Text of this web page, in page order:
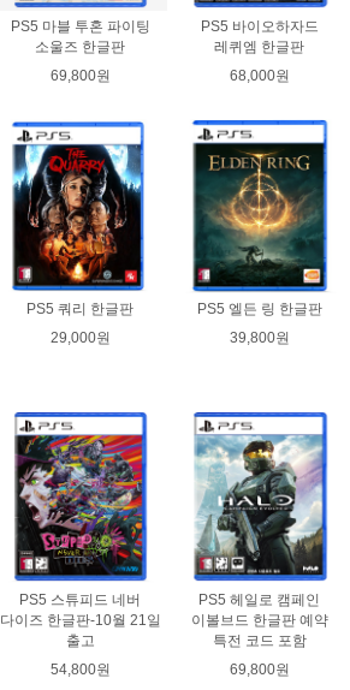
PS5 마블 투혼 파이팅
소울즈 한글판
69,800원
PS5 바이오하자드
레퀴엠 한글판
68,000원
PS5 쿼리 한글판
29,000원
PS5 엘든 링 한글판
39,800원
PS5 스튜피드 네버
다이즈 한글판-10월 21일
출고
54,800원
PS5 헤일로 캠페인
이볼브드 한글판 예약
특전 코드 포함
69,800원